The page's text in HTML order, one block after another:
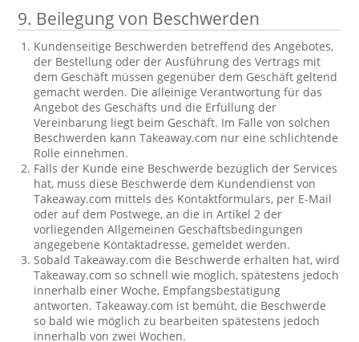
9. Beilegung von Beschwerden
Kundenseitige Beschwerden betreffend des Angebotes,
der Bestellung oder der Ausführung des Vertrags mit
dem Geschäft müssen gegenüber dem Geschäft geltend
gemacht werden. Die alleinige Verantwortung für das
Angebot des Geschäfts und die Erfüllung der
Vereinbarung liegt beim Geschäft. Im Falle von solchen
Beschwerden kann Takeaway.com nur eine schlichtende
Rolle einnehmen.
Falls der Kunde eine Beschwerde bezüglich der Services
hat, muss diese Beschwerde dem Kundendienst von
Takeaway.com mittels des Kontaktformulars, per E-Mail
oder auf dem Postwege, an die in Artikel 2 der
vorliegenden Allgemeinen Geschäftsbedingungen
angegebene Kontaktadresse, gemeldet werden.
Sobald Takeaway.com die Beschwerde erhalten hat, wird
Takeaway.com so schnell wie möglich, spätestens jedoch
innerhalb einer Woche, Empfangsbestätigung
antworten. Takeaway.com ist bemüht, die Beschwerde
so bald wie möglich zu bearbeiten spätestens jedoch
innerhalb von zwei Wochen.